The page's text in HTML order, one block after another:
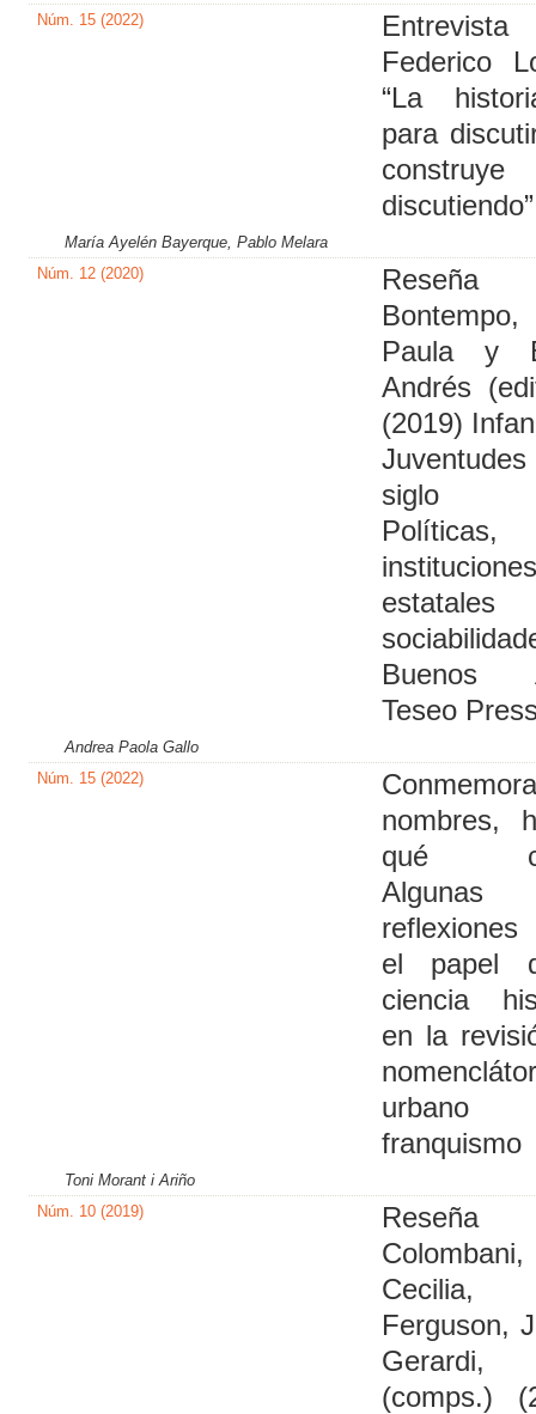
Núm. 15 (2022)
Federico
“La
para
construye
discutiendo”
María Ayelén Bayerque, Pablo Melara
Núm. 12 (2020)
Bontempo,
Paula y
Andrés
(2019)
siglo
Políticas,
instituciones
Buenos
Teseo
Andrea Paola Gallo
Núm. 15 (2022)
nombres,
qué
Algunas
reflexiones
el papel
ciencia
en la
nomenclátor
franquismo
Toni Morant i Ariño
Núm. 10 (2019)
Colombani,
Cecilia,
Ferguson,
Gerardi,
(comps.)